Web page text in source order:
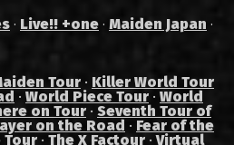
· Live!! +one · Maiden Japan ·
Tour · Killer World Tour
· World Piece Tour · World
on Tour · Seventh Tour of
on the Road · Fear of the
Tour · The X Factour ·Virtual